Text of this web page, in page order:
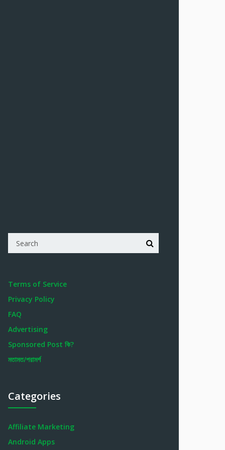
Terms of Service
Privacy Policy
FAQ
Advertising
Sponsored Post কি?
মতামত/পরামর্শ
Categories
Affiliate Marketing
Android Apps